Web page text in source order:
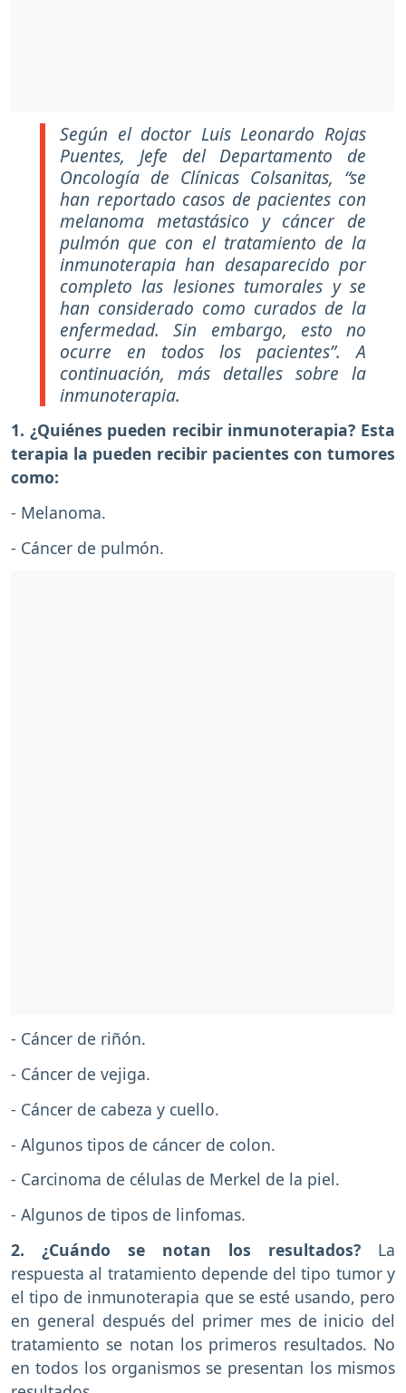
Según el doctor Luis Leonardo Rojas
Puentes, Jefe del Departamento de
Oncología de Clínicas Colsanitas, “se
han reportado casos de pacientes con
melanoma metastásico y cáncer de
pulmón que con el tratamiento de la
inmunoterapia han desaparecido por
completo las lesiones tumorales y se
han considerado como curados de la
enfermedad. Sin embargo, esto no
ocurre en todos los pacientes”. A
continuación, más detalles sobre la
inmunoterapia.
1. ¿Quiénes pueden recibir inmunoterapia? Esta
terapia la pueden recibir pacientes con tumores
como:
- Melanoma.
- Cáncer de pulmón.
- Cáncer de riñón.
- Cáncer de vejiga.
- Cáncer de cabeza y cuello.
- Algunos tipos de cáncer de colon.
- Carcinoma de células de Merkel de la piel.
- Algunos de tipos de linfomas.
2. ¿Cuándo se notan los resultados? La
respuesta al tratamiento depende del tipo tumor y
el tipo de inmunoterapia que se esté usando, pero
en general después del primer mes de inicio del
tratamiento se notan los primeros resultados. No
en todos los organismos se presentan los mismos